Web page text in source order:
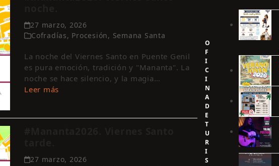
27 marzo, 2026
Cofradías, Procesión, Semana Santa
La noche del Viernes Santo en Puente Genil
es pura emoción, tradición y "Mananta". La
noche se hace silencio, y la magia…
Leer más
27 marzo, 2026
O
F
I
C
I
N
A
D
E
T
U
R
I
S